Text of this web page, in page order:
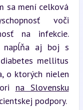
sa mení celková
voči
na infekcie.
napĺňa aj boj s
mellitus
o ktorých nielen
na Slovensku
podpory.